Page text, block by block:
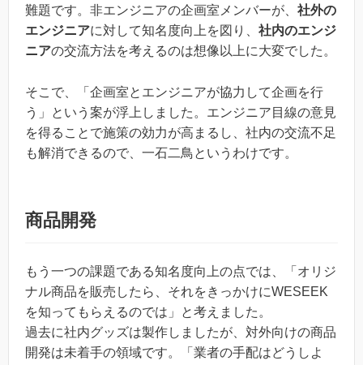
難題です。非エンジニアの企画室メンバーが、 社外の
エンジニアに対して知名度向上を図り、 社内のエンジ
ニアの交流方法を考えるのは想像以上に大変でした。
そこで、「企画室とエンジニアが協力して企画を行
う」という案が浮上しました。エンジニア目線の意見
を得ることで施策の効力が高まるし、社内の交流不足
も解消できるので、一石二鳥というわけです。
商品開発
もう一つの課題である知名度向上の点では、「オリジ
ナル商品を販売したら、それをきっかけにWESEEK
を知ってもらえるのでは」と考えました。
過去に社内グッズは製作しましたが、対外向けの商品
開発は未着手の領域です。「業者の手配はどうしよ